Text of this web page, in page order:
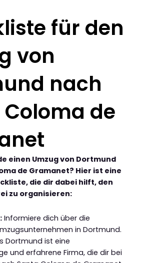
für den
von
nach
de
einen Umzug von Dortmund
de Gramanet? Hier ist eine
die dir dabei hilft, den
zu organisieren:
Informiere dich über die
in Dortmund.
Dortmund ist eine
und erfahrene Firma, die dir bei